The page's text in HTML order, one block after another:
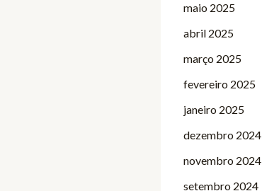
maio 2025
abril 2025
março 2025
fevereiro 2025
janeiro 2025
dezembro 2024
novembro 2024
setembro 2024